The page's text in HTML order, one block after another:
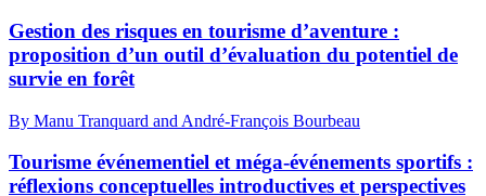
Gestion des risques en tourisme d’aventure :
proposition d’un outil d’évaluation du potentiel de
survie en forêt
By Manu Tranquard and André-François Bourbeau
Tourisme événementiel et méga-événements sportifs :
réflexions conceptuelles introductives et perspectives